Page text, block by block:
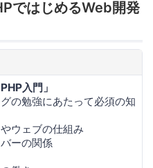
ではじめるWeb開発
入門」
の勉強にあたって必須の知
ウェブの仕組み
ーの関係